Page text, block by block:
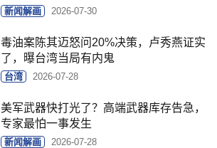
新闻解画 2026-07-30
毒油案陈其迈怒问20%决策，卢秀燕证实
了，曝台湾当局有内鬼
台湾 2026-07-28
美军武器快打光了？高端武器库存告急，
专家最怕一事发生
新闻解画 2026-07-28